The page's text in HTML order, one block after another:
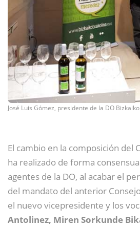
José Luis Gómez, presidente de la DO
El cambio en la composición del
ha realizado de forma
agentes de la DO, al acabar el
del mandato del anterior
el nuevo vicepresidente y los
Antolinez, Miren Sorkunde